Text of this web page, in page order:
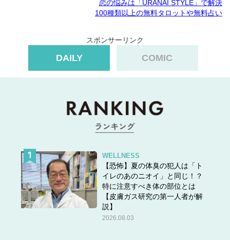
恋の悩みは「URANAI STYLE」で解決
100種類以上の無料タロットや無料占い
スポンサーリンク
DAILY COMIC
WELLNESS
【恐怖】夏の体臭の犯人は「ト
イレのあのニオイ」と同じ！？
特に注意すべき体の部位とは
【皮膚ガス研究の第一人者が解
説】
2026.08.03